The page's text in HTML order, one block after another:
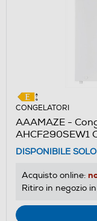
CONGELATORI
AAAMAZE -
AHCF290SEW1
DISPONIBILE
Acquisto online:
Ritiro in negozio